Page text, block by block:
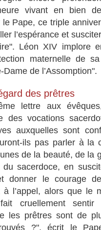
vivant en bien
le Pape, ce triple
l’espérance et
Léon XIV implore
maternelle de
de l’Assomption".
des prêtres
lettre aux
des vocations
auxquelles sont
ils pas parler à la
de la beauté, de la
sacerdoce, en
donner le courage
à l’appel, alors que le
cruellement sentir
les prêtres sont de
?", écrit le